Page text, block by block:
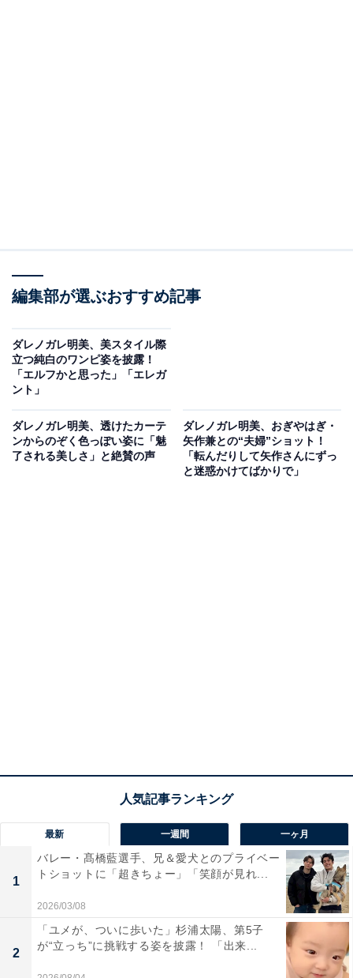
編集部が選ぶおすすめ記事
ダレノガレ明美、美スタイル際
立つ純白のワンピ姿を披露！
「エルフかと思った」「エレガ
ント」
ダレノガレ明美、透けたカーテ
ンからのぞく色っぽい姿に「魅
了される美しさ」と絶賛の声
ダレノガレ明美、おぎやはぎ・
矢作兼との“夫婦”ショット！
「転んだりして矢作さんにずっ
と迷惑かけてばかりで」
最新 一週間 一ヶ月
1
バレー・髙橋藍選手、兄＆愛犬とのプライベー
トショットに「超きちょー」「笑顔が見れ...
2026/03/08
2
「ユメが、ついに歩いた」杉浦太陽、第5子
が“立っち”に挑戦する姿を披露！ 「出来...